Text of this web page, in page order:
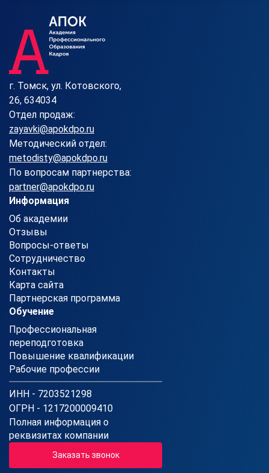
г. Томск, ул. Котовского,
26, 634034
Отдел продаж:
zayavki@apokdpo.ru
Методический отдел:
metodisty@apokdpo.ru
По вопросам партнерства:
partner@apokdpo.ru
Информация
Об академии
Отзывы
Вопросы-ответы
Сотрудничество
Контакты
Карта сайта
Партнерская программа
Обучение
Профессиональная
переподготовка
Повышение квалификации
Рабочие профессии
ИНН - 7203521298
ОГРН - 1217200009410
Полная информация о
реквизитах компании
Заказать звонок